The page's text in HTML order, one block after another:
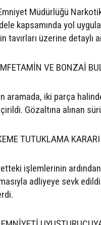
Müdürlüğü
kapsamında yol
tavırları üzerine detaylı
VE BONZAİ
aramada, iki parça
Gözaltına alınan
TUTUKLAMA KARARI
işlemlerinin
adliyeye sevk